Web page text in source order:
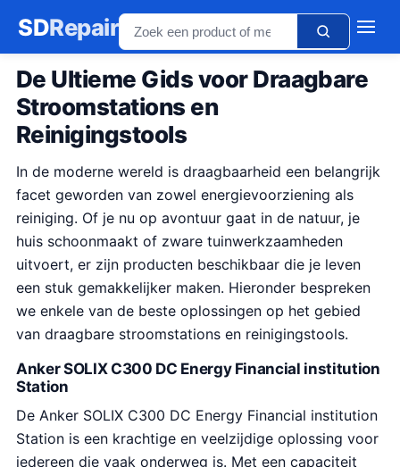
SDRepair
De Ultieme Gids voor Draagbare
Stroomstations en
Reinigingstools
In de moderne wereld is draagbaarheid een belangrijk
facet geworden van zowel energievoorziening als
reiniging. Of je nu op avontuur gaat in de natuur, je
huis schoonmaakt of zware tuinwerkzaamheden
uitvoert, er zijn producten beschikbaar die je leven
een stuk gemakkelijker maken. Hieronder bespreken
we enkele van de beste oplossingen op het gebied
van draagbare stroomstations en reinigingstools.
Anker SOLIX C300 DC Energy Financial institution
Station
De Anker SOLIX C300 DC Energy Financial institution
Station is een krachtige en veelzijdige oplossing voor
iedereen die vaak onderweg is. Met een capaciteit